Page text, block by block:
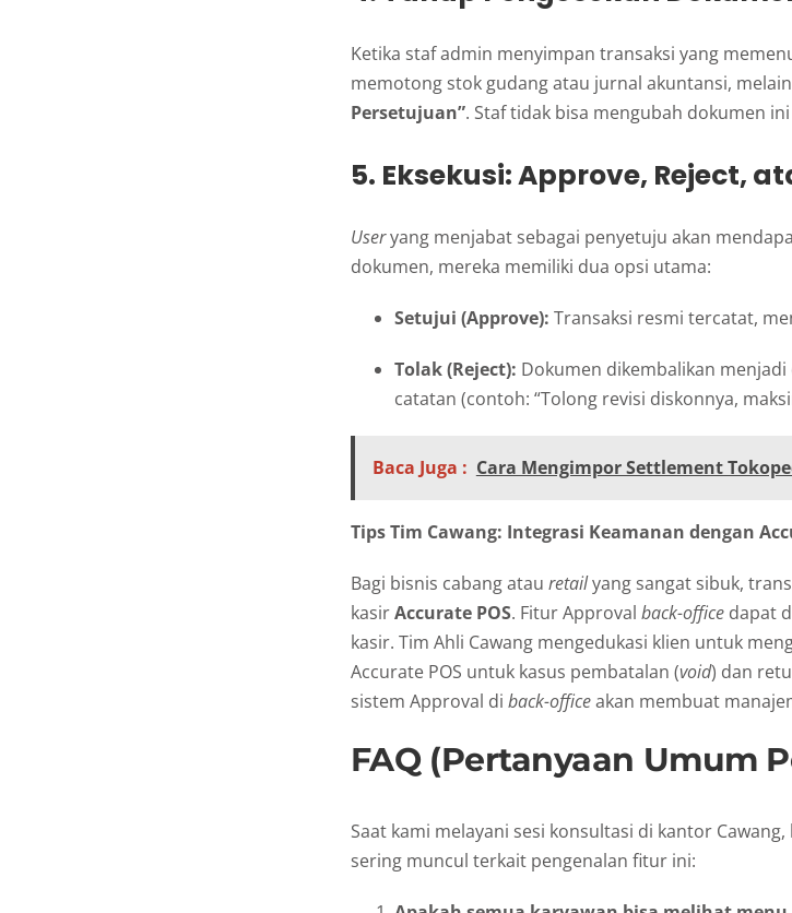
Ketika staf admin menyimpan transaksi yang
memotong stok gudang atau jurnal akuntansi,
Persetujuan”. Staf tidak bisa mengubah dokumen
5. Eksekusi: Approve, Reject,
Useryang menjabat sebagai penyetuju akan
dokumen, mereka memiliki dua opsi utama:
Setujui (Approve): Transaksi resmi tercatat,
Tolak (Reject): Dokumen dikembalikan
catatan (contoh: “Tolong revisi diskonnya,
Baca Juga : Cara Mengimpor Settlement
Tips Tim Cawang: Integrasi Keamanan dengan
Bagi bisnis cabang atau retailyang sangat sibuk,
kasirAccurate POS. Fitur Approval back-officedapat
kasir. Tim Ahli Cawang mengedukasi klien untuk
Accurate POS untuk kasus pembatalan (void) dan
sistem Approval di back-officeakan membuat
FAQ (Pertanyaan Umum
Saat kami melayani sesi konsultasi di kantor
sering muncul terkait pengenalan fitur ini: